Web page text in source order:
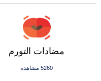
مضادات التورم
5260 مشاهدة